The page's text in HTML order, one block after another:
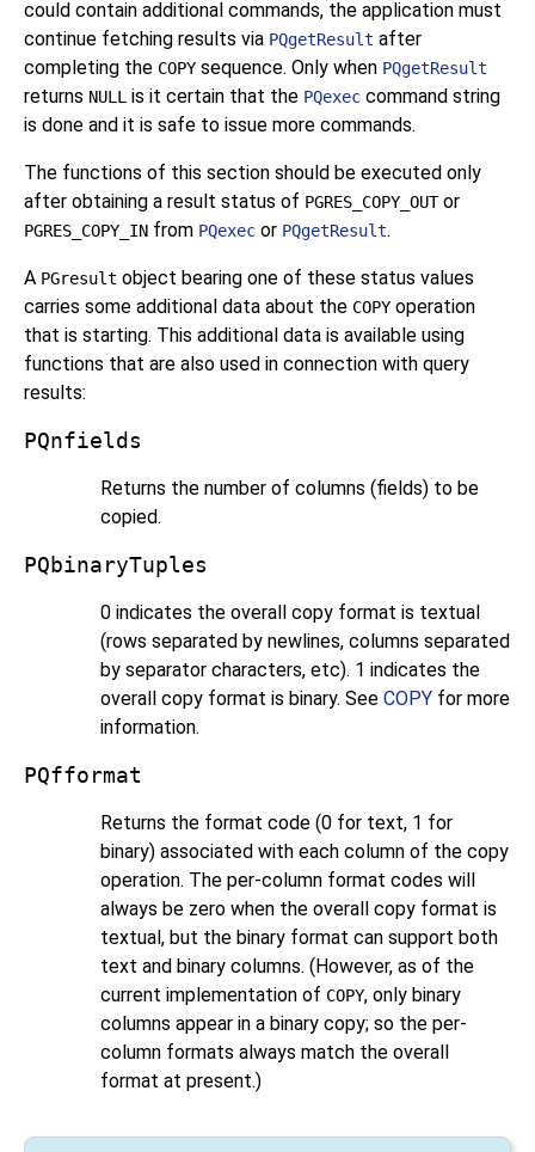
could contain additional commands, the application must
continue fetching results via PQgetResult after
completing the COPY sequence. Only when PQgetResult
returns NULL is it certain that the PQexec command string
is done and it is safe to issue more commands.
The functions of this section should be executed only
after obtaining a result status of PGRES_COPY_OUTor
PGRES_COPY_IN from PQexec or PQgetResult.
A PGresult object bearing one of these status values
carries some additional data about the COPY operation
that is starting. This additional data is available using
functions that are also used in connection with query
results:
PQnfields
Returns the number of columns (fields) to be
copied.
PQbinaryTuples
0 indicates the overall copy format is textual
(rows separated by newlines, columns separated
by separator characters, etc). 1 indicates the
overall copy format is binary. See COPY for more
information.
PQfformat
Returns the format code (0 for text, 1 for
binary) associated with each column of the copy
operation. The per-column format codes will
always be zero when the overall copy format is
textual, but the binary format can support both
text and binary columns. (However, as of the
current implementation of COPY, only binary
columns appear in a binary copy; so the per-
column formats always match the overall
format at present.)